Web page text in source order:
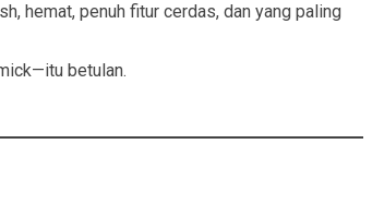
hemat, penuh fitur cerdas, dan yang paling
betulan.